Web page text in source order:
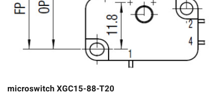
microswitch XGC15-88-T20